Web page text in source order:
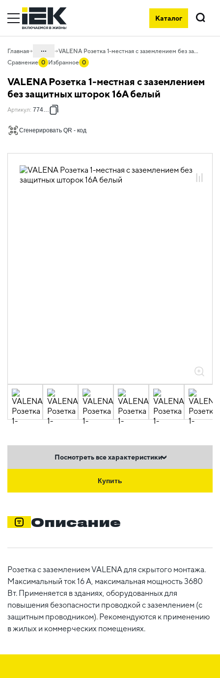
Каталог
Поиск
Главная ...
06. Изделия электроустановочные,
удлинители и силовые разъемы
06.01 Электроустановочные изделия
06.01.14 Электроустановочные
06.01.14.01 ЭУИ VALENA: цвет белый
VALENA Розетка 1-местная с заземлением без защитных шторок 16А белый
Сравнение 0 Избранное 0
VALENA Розетка 1-местная с заземлением
без защитных шторок 16А белый
Артикул: 774420
Сгенерировать QR - код
Посмотреть все характеристики
Купить
Описание
Розетка с заземлением VALENA для скрытого монтажа.
Максимальный ток 16 А, максимальная мощность 3680
Вт. Применяется в зданиях, оборудованных для
повышения безопасности проводкой с заземлением (с
защитным проводником). Рекомендуются к применению
в жилых и коммерческих помещениях.